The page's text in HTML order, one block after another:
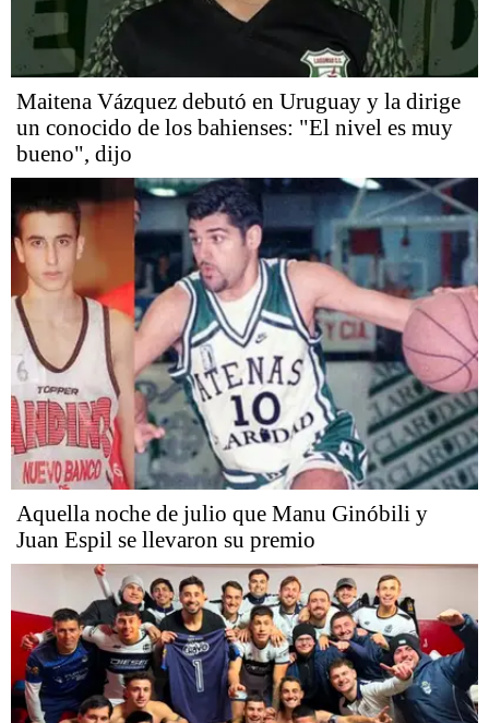
Maitena Vázquez debutó en Uruguay y la dirige
un conocido de los bahienses: "El nivel es muy
bueno", dijo
Aquella noche de julio que Manu Ginóbili y
Juan Espil se llevaron su premio